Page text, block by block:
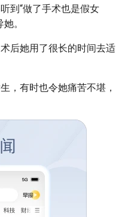
到“做了手术也是假女
。
后她用了很长的时间去适
，有时也令她痛苦不堪，